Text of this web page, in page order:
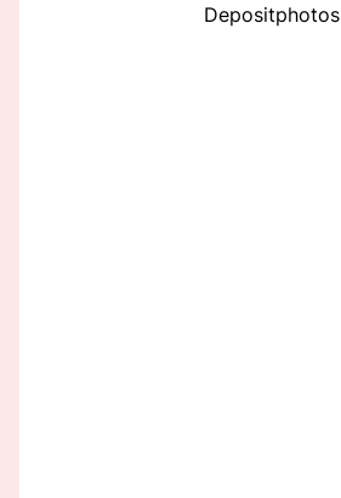
Depositphotos